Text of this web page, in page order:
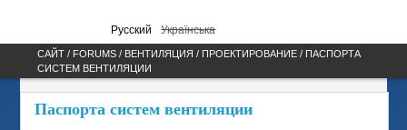
Русский Українська
САЙТ /
ВЫ ЗДЕСЬ
FORUMS/ ВЕНТИЛЯЦИЯ / ПРОЕКТИРОВАНИЕ/ ПАСПОРТА
СИСТЕМ ВЕНТИЛЯЦИИ
Паспорта систем вентиляции